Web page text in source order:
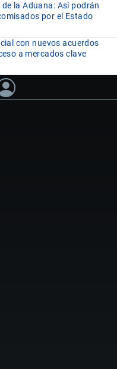
la Aduana: Así podrán
por el Estado
con nuevos acuerdos
a mercados clave